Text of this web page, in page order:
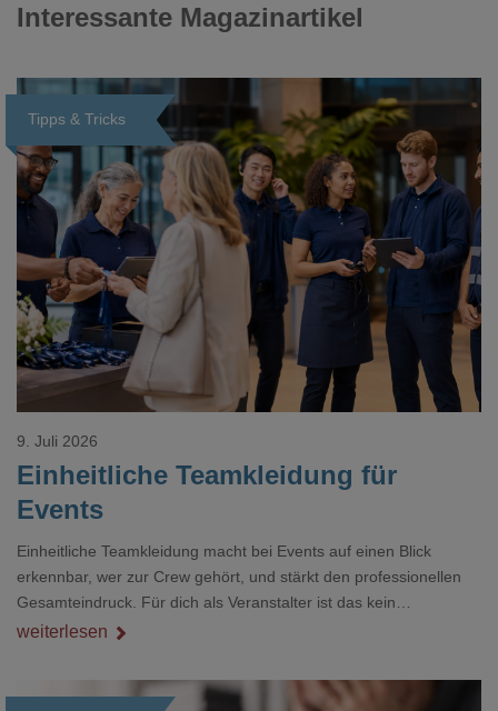
Interessante Magazinartikel
Tipps & Tricks
Loading...
Einheitliche Teamkleidung für
Events
9. Juli 2026
Einheitliche Teamkleidung macht bei Events auf einen Blick
erkennbar, wer zur Crew gehört, und stärkt den professionellen
Gesamteindruck. Für dich als Veranstalter ist das kein
Nebenthema: Bei Textilien mit Stickerei oder mehreren
weiterlesen